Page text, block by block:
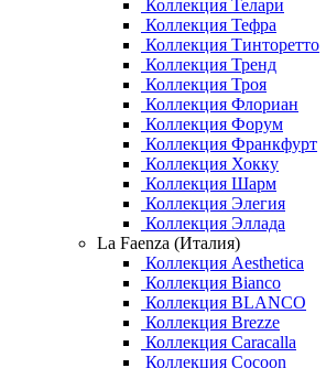
Коллекция Телари
Коллекция Тефра
Коллекция Тинторетто
Коллекция Тренд
Коллекция Троя
Коллекция Флориан
Коллекция Форум
Коллекция Франкфурт
Коллекция Хокку
Коллекция Шарм
Коллекция Элегия
Коллекция Эллада
La Faenza (Италия)
Коллекция Aesthetica
Коллекция Bianco
Коллекция BLANCO
Коллекция Brezze
Коллекция Caracalla
Коллекция Cocoon